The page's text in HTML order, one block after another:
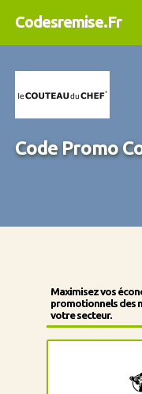
Codesremise.Fr
Code Promo
Maximisez vos
promotionnels des
votre secteur.